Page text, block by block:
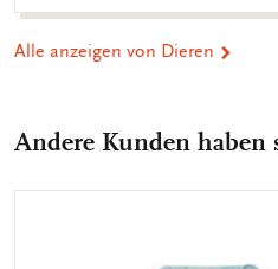
Alle anzeigen von Dieren
Andere Kunden haben